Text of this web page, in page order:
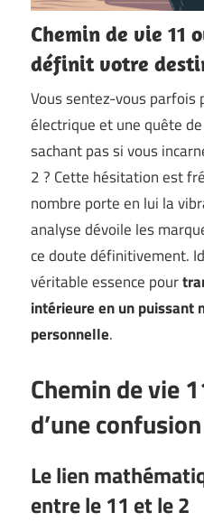
Chemin de vie 11
définit votre
Vous sentez-vous
électrique et une quête
sachant pas si vous
2 ? Cette hésitation est
nombre porte en lui la
analyse dévoile les
ce doute définitivement.
véritable essence pour
intérieure en un puissant
personnelle.
Chemin de vie
d’une
Le lien
entre le 11 et le 2